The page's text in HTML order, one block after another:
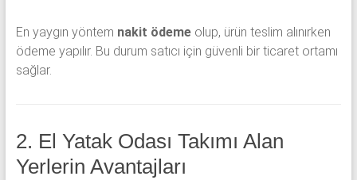
En yaygın yöntem nakit ödemeolup, ürün teslim alınırken
ödeme yapılır. Bu durum satıcı için güvenli bir ticaret ortamı
sağlar.
2. El Yatak Odası Takımı Alan
Yerlerin Avantajları